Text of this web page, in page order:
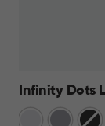
Infinity Dots
Licht